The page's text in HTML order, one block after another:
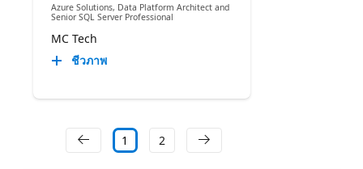
Azure Solutions, Data Platform Architect and
Senior SQL Server Professional
MC Tech
ชีวภาพ
1 2